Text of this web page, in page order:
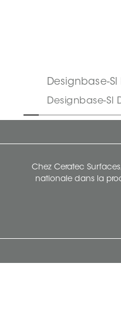
Designbase-Sl
Designbase-Sl
Chez Ceratec
nationale dans la